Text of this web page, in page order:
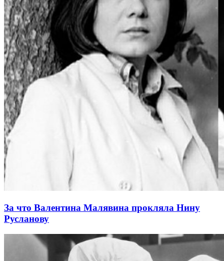
За что Валентина Малявина прокляла Нину
Русланову